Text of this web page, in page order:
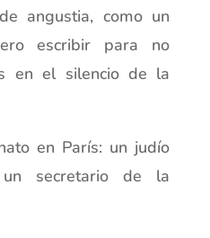
angustia, como un
escribir para no
en el silencio de la
en París: un judío
secretario de la